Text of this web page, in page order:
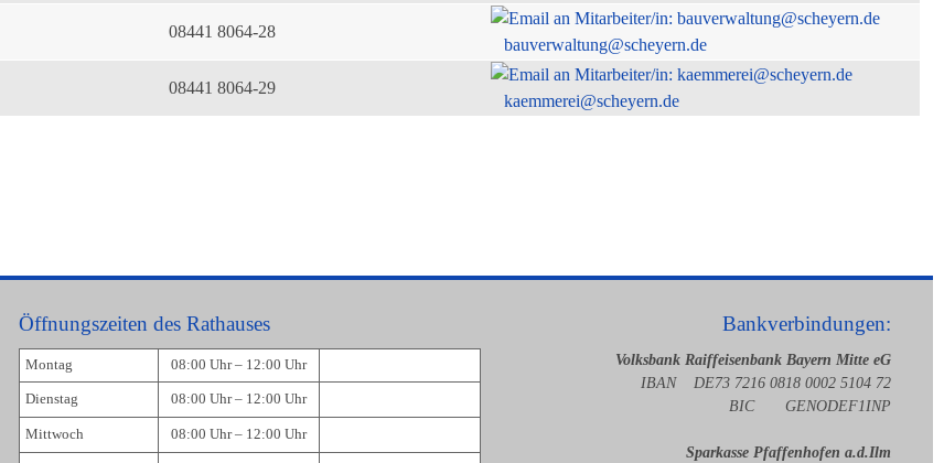
08441 8064-28
bauverwaltung@scheyern.de
08441 8064-29
kaemmerei@scheyern.de
Öffnungszeiten des Rathauses
Montag 08:00 Uhr – 12:00 Uhr
Dienstag 08:00 Uhr – 12:00 Uhr
Mittwoch 08:00 Uhr – 12:00 Uhr
Bankverbindungen:
Volksbank Raiffeisenbank Bayern Mitte eG
IBAN DE73 7216 0818 0002 5104 72
BIC GENODEF1INP
Sparkasse Pfaffenhofen a.d.Ilm